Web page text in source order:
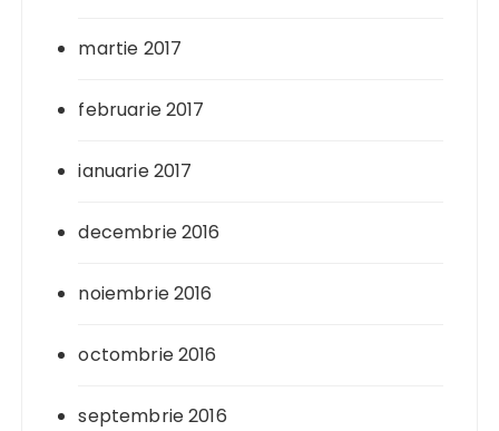
martie 2017
februarie 2017
ianuarie 2017
decembrie 2016
noiembrie 2016
octombrie 2016
septembrie 2016